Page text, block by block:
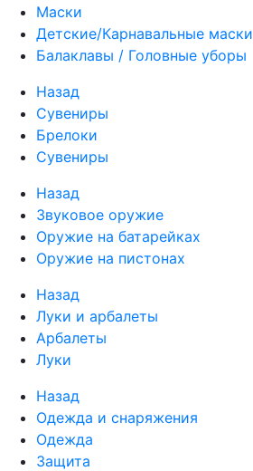
Маски
Детские/Карнавальные маски
Балаклавы / Головные уборы
Назад
Сувениры
Брелоки
Сувениры
Назад
Звуковое оружие
Оружие на батарейках
Оружие на пистонах
Назад
Луки и арбалеты
Арбалеты
Луки
Назад
Одежда и снаряжения
Одежда
Защита